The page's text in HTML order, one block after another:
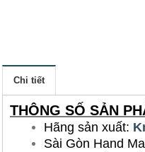
Chi tiết
THÔNG SỐ SẢN
Hãng sản xuất:
Sài Gòn Hand